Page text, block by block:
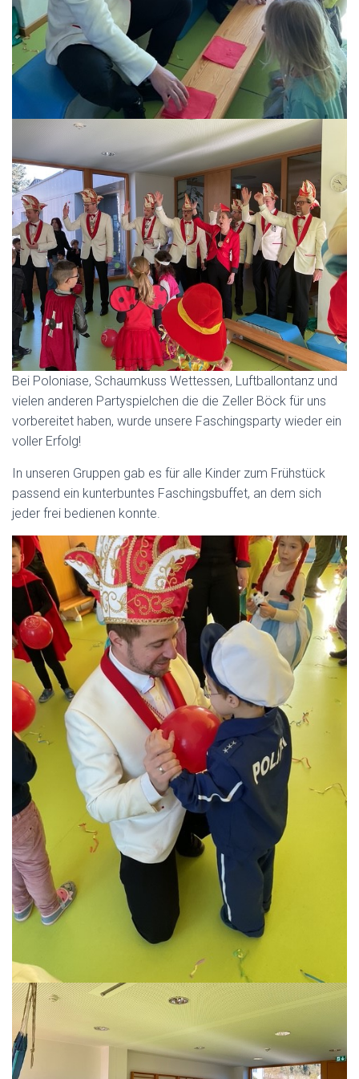
Bei Poloniase, Schaumkuss Wettessen, Luftballontanz und
vielen anderen Partyspielchen die die Zeller Böck für uns
vorbereitet haben, wurde unsere Faschingsparty wieder ein
voller Erfolg!
In unseren Gruppen gab es für alle Kinder zum Frühstück
passend ein kunterbuntes Faschingsbuffet, an dem sich
jeder frei bedienen konnte.